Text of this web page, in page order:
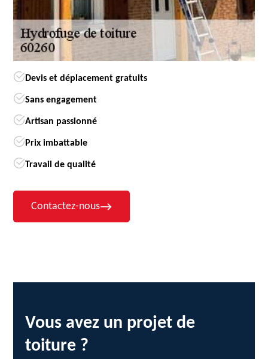
Devis et déplacement gratuits
Sans engagement
Artisan passionné
Prix imbattable
Travail de qualité
Contactez-nous
Vous avez un projet de
toiture ?